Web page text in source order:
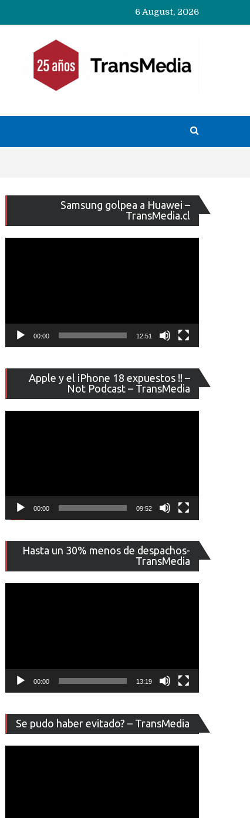
6 August, 2026
Samsung golpea a Huawei –
TransMedia.cl
de
vídeo
00:00 12:51
Apple y el iPhone 18 expuestos !! –
Not Podcast – TransMedia
de
vídeo
00:00 09:52
Hasta un 30% menos de despachos-
TransMedia
de
vídeo
00:00 13:19
Se pudo haber evitado? – TransMedia
de
vídeo